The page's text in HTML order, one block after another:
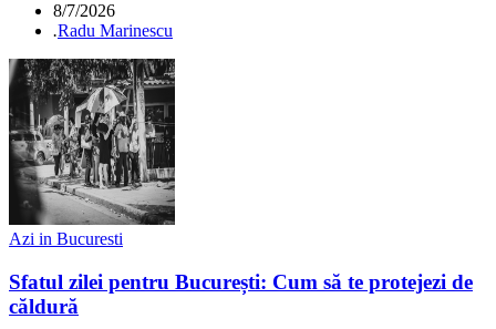
8/7/2026
.Radu Marinescu
Azi in Bucuresti
Sfatul zilei pentru București: Cum să te protejezi de
căldură